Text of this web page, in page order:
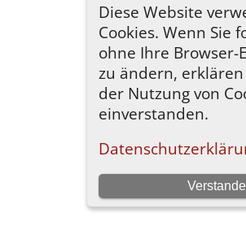
Diese Website
Cookies. Wenn Sie
ohne Ihre Browser-
zu ändern,
der Nutzung von
einverstanden.